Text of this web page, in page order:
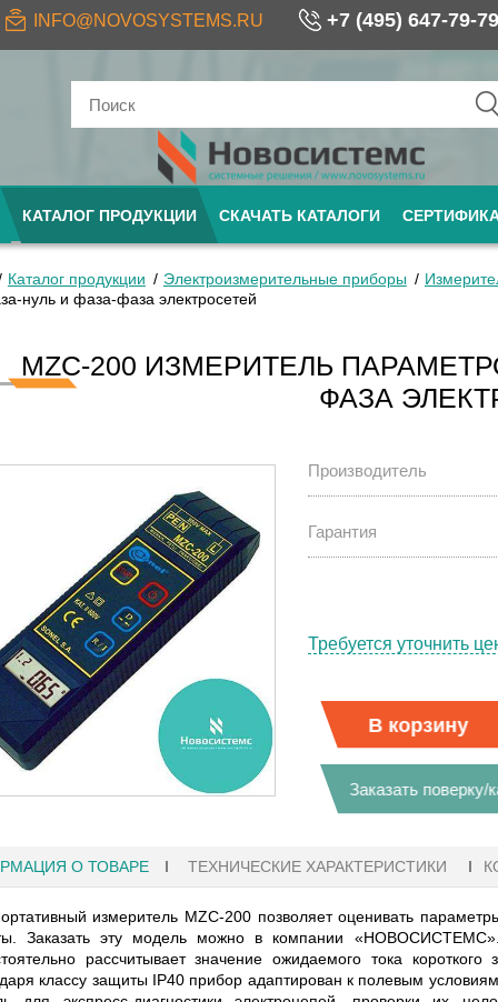
INFO@NOVOSYSTEMS.RU +7 (495) 647-79-79
КАТАЛОГ ПРОДУКЦИИ СКАЧАТЬ КАТАЛОГИ
18:41
KEYSIGHT
27.01.2023 10:06
В НАЛИЧИИ! ZVH8, АНАЛИЗАТОР
Каталог продукции Электроизмерительные приборы
нуль и фаза-фаза электросетей
MZC-200 ИЗМЕРИТЕЛЬ
ФАЗА
Производитель
Гарантия
Требуется уточнить
В корзину
Заказать поверку/
О ТОВАРЕ ТЕХНИЧЕСКИЕ ХАРАКТЕРИСТИКИ
измеритель MZC-200 позволяет оценивать
Заказать эту модель можно в компании «НОВОСИСТЕМС».
рассчитывает значение ожидаемого тока
классу защиты IP40 прибор адаптирован к полевым